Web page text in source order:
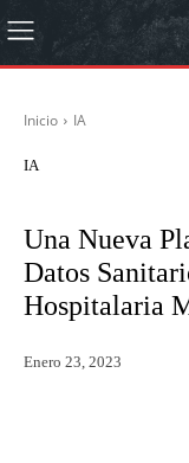
Inicio IA
IA
Una Nueva
Datos
Hospitalaria
Enero 23, 2023